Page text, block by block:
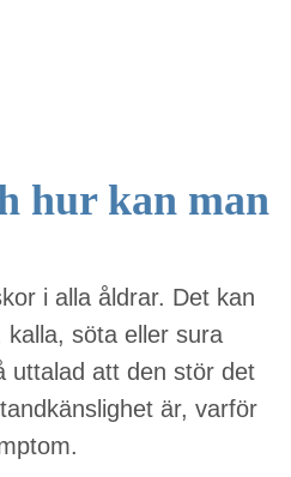
hur kan man
i alla åldrar. Det kan
söta eller sura
uttalad att den stör det
är, varför